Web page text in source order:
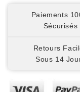
Paiements
Sécurisés
Retours
Sous 14